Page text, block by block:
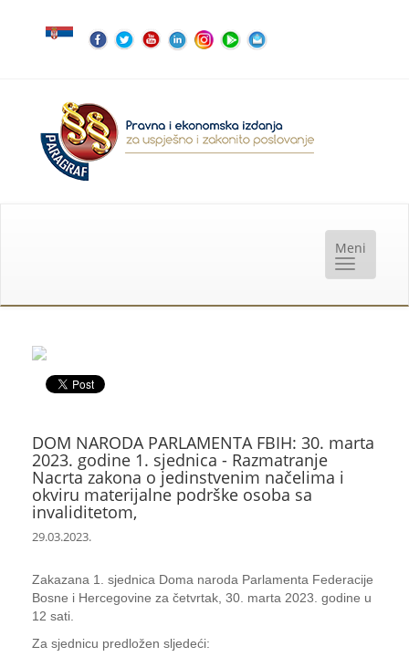
DOM NARODA PARLAMENTA FBIH: 30. marta
2023. godine 1. sjednica - Razmatranje
Nacrta zakona o jedinstvenim načelima i
okviru materijalne podrške osoba sa
invaliditetom,
29.03.2023.
Zakazana 1. sjednica Doma naroda Parlamenta Federacije
Bosne i Hercegovine za četvrtak, 30. marta 2023. godine u
12 sati.
Za sjednicu predložen sljedeći: